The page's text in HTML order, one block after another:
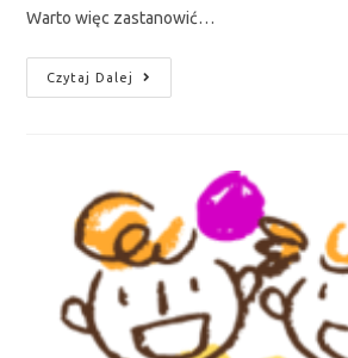
Warto więc zastanowić…
Czytaj Dalej